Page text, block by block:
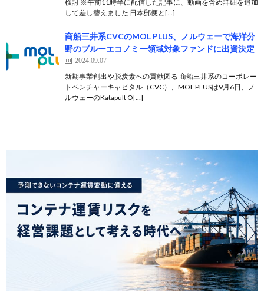
検討 ※午前11時半に配信した記事に、動画を含め詳細を追加
して差し替えました 日本郵便と[…]
商船三井系CVCのMOL PLUS、ノルウェーで海洋分
野のブルーエコノミー領域対象ファンドに出資決定
2024.09.07
新期事業創出や脱炭素への貢献図る 商船三井系のコーポレー
トベンチャーキャピタル（CVC）、MOL PLUSは9月6日、ノ
ルウェーのKatapult O[…]